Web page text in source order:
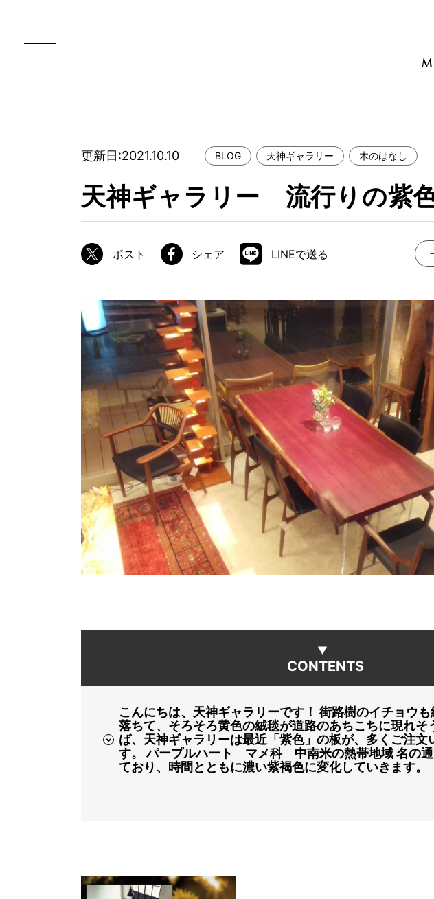
MOKUBA について
製造工程
商品情報
ATELIER MOKUBAの一枚板テーブル
ATELIER MOKUBAの一枚板×異素材
特別なダイニングチェア
一枚板用のテーブル脚
コーディネート集
メンテナンス方法
青山プレミアムギャラリー
吉祥寺ギャラリー
名古屋ギャラリー
大阪梅田ギャラリー
アウトレット神戸店
大川ギャラリー【本店】
天神ギャラリー
公式オンラインストア
WEBカタログ
更新日:2021.10.10 BLOG 天神ギャラリー 木のはなし
天神ギャラリー 流行りの紫
ポスト シェア LINEで送る
CONTENTS
こんにちは、天神ギャラリーです！ 街路樹のイチョウ
落ちて、そろそろ黄色の絨毯が道路のあちこちに現れそ
ば、天神ギャラリーは最近「紫色」の板が、多くご注文
す。 パープルハート マメ科 中南米の熱帯地域 名の通
ており、時間とともに濃い紫褐色に変化していきます。